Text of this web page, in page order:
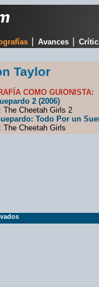
Avances
Taylor
COMO GUIONISTA:
2 (2006)
Cheetah Girls 2
Todo Por un
Cheetah Girls